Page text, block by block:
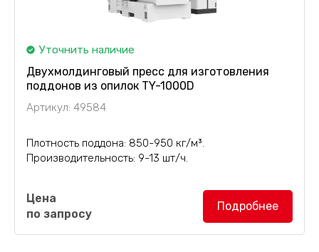
Уточнить наличие
Двухмолдинговый пресс для изготовления
поддонов из опилок TY-1000D
Артикул: 49584
Плотность поддона: 850-950 кг/м³.
Производительность: 9-13 шт/ч.
Двухмолдинговый пресс TY-1000Dс циклом
прессования 180 сек. способен производить от 9
до 13 готовых поддонов в час. Плотность
изготавливаемого поддона варьируется от 850...
Цена
по запросу
Подробнее